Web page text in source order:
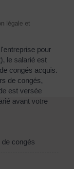
légale et
pour
le salarié est
congés acquis.
de congés,
est versée
avant votre
congés